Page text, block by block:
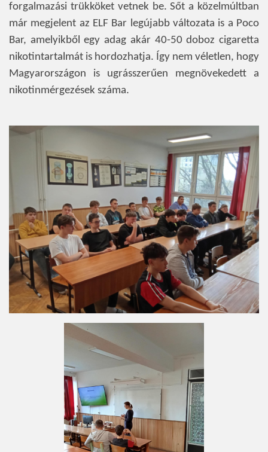
forgalmazási trükköket vetnek be. Sőt a közelmúltban
már megjelent az ELF Bar legújabb változata is a Poco
Bar, amelyikből egy adag akár 40-50 doboz cigaretta
nikotintartalmát is hordozhatja. Így nem véletlen, hogy
Magyarországon is ugrásszerűen megnövekedett a
nikotinmérgezések száma.